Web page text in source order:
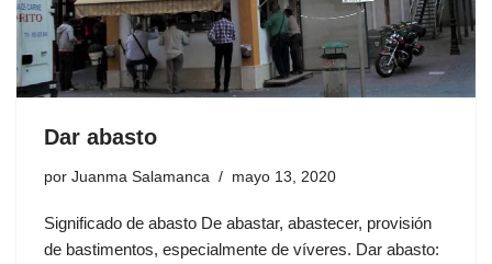
Dar abasto
por Juanma Salamanca mayo 13, 2020
Significado de abasto De abastar, abastecer, provisión
de bastimentos, especialmente de víveres. Dar abasto: